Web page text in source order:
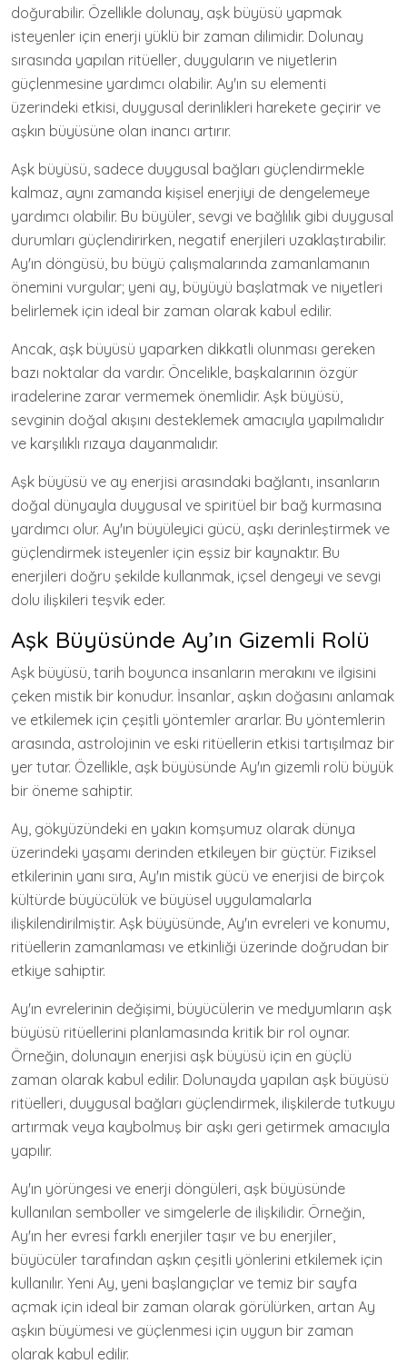
doğurabilir. Özellikle dolunay, aşk büyüsü yapmak
isteyenler için enerji yüklü bir zaman dilimidir. Dolunay
sırasında yapılan ritüeller, duyguların ve niyetlerin
güçlenmesine yardımcı olabilir. Ay'ın su elementi
üzerindeki etkisi, duygusal derinlikleri harekete geçirir ve
aşkın büyüsüne olan inancı artırır.
Aşk büyüsü, sadece duygusal bağları güçlendirmekle
kalmaz, aynı zamanda kişisel enerjiyi de dengelemeye
yardımcı olabilir. Bu büyüler, sevgi ve bağlılık gibi duygusal
durumları güçlendirirken, negatif enerjileri uzaklaştırabilir.
Ay'ın döngüsü, bu büyü çalışmalarında zamanlamanın
önemini vurgular; yeni ay, büyüyü başlatmak ve niyetleri
belirlemek için ideal bir zaman olarak kabul edilir.
Ancak, aşk büyüsü yaparken dikkatli olunması gereken
bazı noktalar da vardır. Öncelikle, başkalarının özgür
iradelerine zarar vermemek önemlidir. Aşk büyüsü,
sevginin doğal akışını desteklemek amacıyla yapılmalıdır
ve karşılıklı rızaya dayanmalıdır.
Aşk büyüsü ve ay enerjisi arasındaki bağlantı, insanların
doğal dünyayla duygusal ve spiritüel bir bağ kurmasına
yardımcı olur. Ay'ın büyüleyici gücü, aşkı derinleştirmek ve
güçlendirmek isteyenler için eşsiz bir kaynaktır. Bu
enerjileri doğru şekilde kullanmak, içsel dengeyi ve sevgi
dolu ilişkileri teşvik eder.
Aşk Büyüsünde Ay’ın Gizemli Rolü
Aşk büyüsü, tarih boyunca insanların merakını ve ilgisini
çeken mistik bir konudur. İnsanlar, aşkın doğasını anlamak
ve etkilemek için çeşitli yöntemler ararlar. Bu yöntemlerin
arasında, astrolojinin ve eski ritüellerin etkisi tartışılmaz bir
yer tutar. Özellikle, aşk büyüsünde Ay'ın gizemli rolü büyük
bir öneme sahiptir.
Ay, gökyüzündeki en yakın komşumuz olarak dünya
üzerindeki yaşamı derinden etkileyen bir güçtür. Fiziksel
etkilerinin yanı sıra, Ay'ın mistik gücü ve enerjisi de birçok
kültürde büyücülük ve büyüsel uygulamalarla
ilişkilendirilmiştir. Aşk büyüsünde, Ay'ın evreleri ve konumu,
ritüellerin zamanlaması ve etkinliği üzerinde doğrudan bir
etkiye sahiptir.
Ay'ın evrelerinin değişimi, büyücülerin ve medyumların aşk
büyüsü ritüellerini planlamasında kritik bir rol oynar.
Örneğin, dolunayın enerjisi aşk büyüsü için en güçlü
zaman olarak kabul edilir. Dolunayda yapılan aşk büyüsü
ritüelleri, duygusal bağları güçlendirmek, ilişkilerde tutkuyu
artırmak veya kaybolmuş bir aşkı geri getirmek amacıyla
yapılır.
Ay'ın yörüngesi ve enerji döngüleri, aşk büyüsünde
kullanılan semboller ve simgelerle de ilişkilidir. Örneğin,
Ay'ın her evresi farklı enerjiler taşır ve bu enerjiler,
büyücüler tarafından aşkın çeşitli yönlerini etkilemek için
kullanılır. Yeni Ay, yeni başlangıçlar ve temiz bir sayfa
açmak için ideal bir zaman olarak görülürken, artan Ay
aşkın büyümesi ve güçlenmesi için uygun bir zaman
olarak kabul edilir.